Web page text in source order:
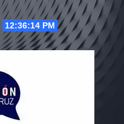
12:36:15 PM